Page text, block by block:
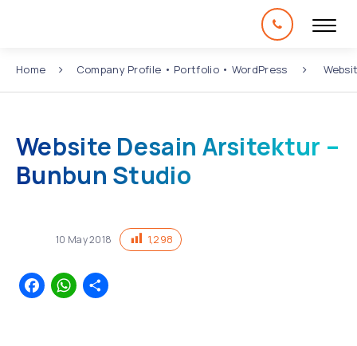
Home Company Profile • Portfolio• WordPress
Website Desain Arsitektur –
Bunbun Studio
10 May2018 1,298
Facebook
WhatsApp